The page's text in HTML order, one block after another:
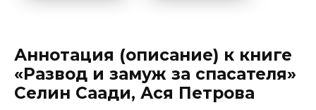
Аннотация (описание) к книге
«Развод и замуж за спасателя»
Селин Саади, Ася Петрова